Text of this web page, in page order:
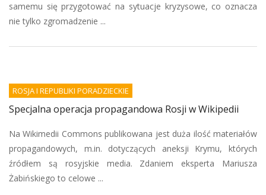
samemu się przygotować na sytuacje kryzysowe, co oznacza
nie tylko zgromadzenie ...
ROSJA I REPUBLIKI PORADZIECKIE
Specjalna operacja propagandowa Rosji w Wikipedii
Na Wikimedii Commons publikowana jest duża ilość materiałów
propagandowych, m.in. dotyczących aneksji Krymu, których
źródłem są rosyjskie media. Zdaniem eksperta Mariusza
Żabińskiego to celowe ...